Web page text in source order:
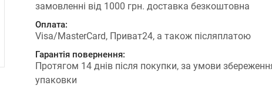
замовленні від 1000 грн. доставка безкоштовна
Оплата:
Visa/MasterCard, Приват24, а також післяплатою
Гарантія повернення:
Протягом 14 днів після покупки, за умови
упаковки